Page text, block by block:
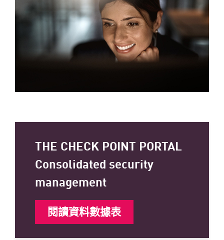
THE CHECK POINT PORTAL
Consolidated security
management
閱讀資料數據表